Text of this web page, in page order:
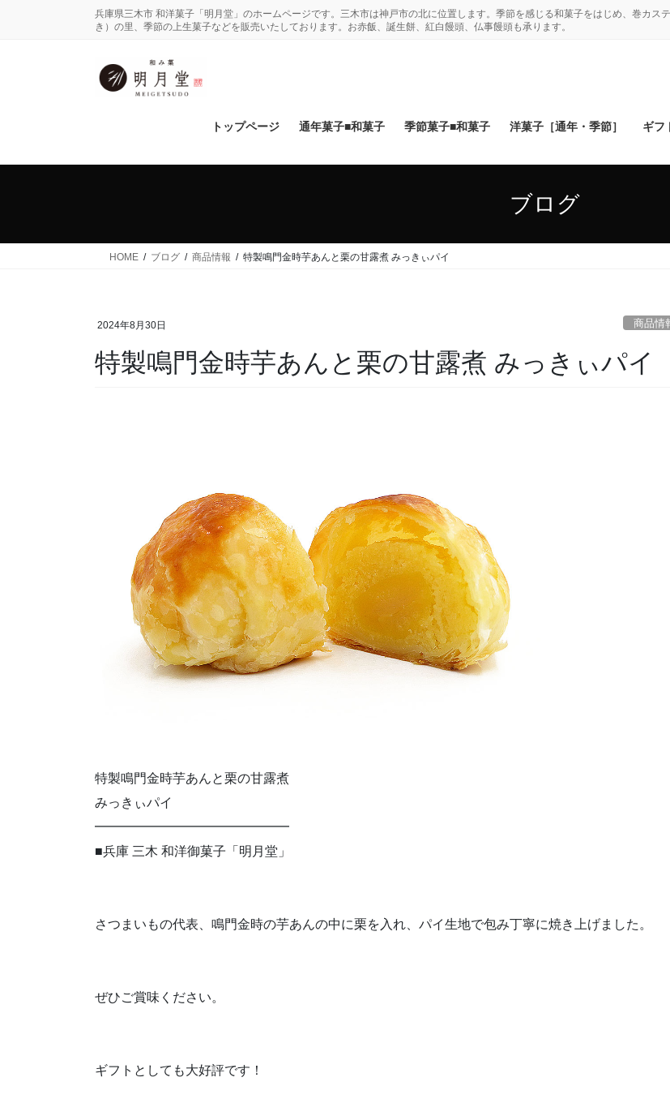
移
兵庫県三木市 和洋菓子「明月堂」のホームページです。三木市は神戸市の北に位置します。季節を感じる和菓子をはじめ、巻カ
き）の里、季節の上生菓子などを販売いたしております。お赤飯、誕生餅、紅白饅頭、仏事饅頭も承ります。
トップページ 通年菓子■和菓子 季節菓子■和菓子 洋菓子［通年・季節］ ギフ
ブログ
HOME ブログ 商品情報 特製鳴門金時芋あんと栗の甘露煮 みっきぃパイ
2024年8月30日 商品情
特製鳴門金時芋あんと栗の甘露煮 みっきぃパイ
特製鳴門金時芋あんと栗の甘露煮
みっきぃパイ
━━━━━━━━━━━━━━━
■兵庫 三木 和洋御菓子「明月堂」
さつまいもの代表、鳴門金時の芋あんの中に栗を入れ、パイ生地で包み丁寧に焼き上げました。
ぜひご賞味ください。
ギフトとしても大好評です！